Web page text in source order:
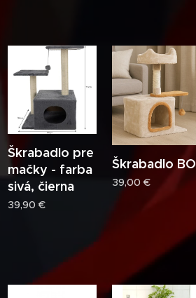
Škrabadlo pre
mačky - farba
sivá, čierna
39,90 €
Škrabadlo BO
39,00 €